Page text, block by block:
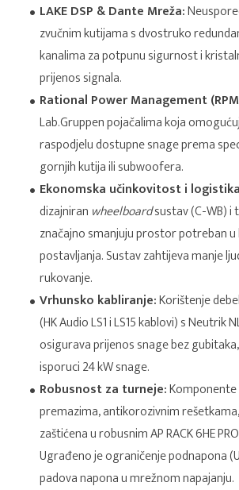
LAKE DSP & Dante Mreža:
zvučnim kutijama s dvostruko
kanalima za potpunu sigurnost i
prijenos signala.
Rational Power Management
Lab.Gruppen pojačalima koja
raspodjelu dostupne snage prema
gornjih kutija ili subwoofera.
Ekonomska učinkovitost i
dizajniran wheelboardsustav (C-WB) i
značajno smanjuju prostor potreban
postavljanja. Sustav zahtijeva manje
rukovanje.
Vrhunsko kabliranje:Korištenje
(HK Audio LS1 i LS15 kablovi) s Neutrik
osigurava prijenos snage bez
isporuci 24 kW snage.
Robusnost za turneje:Komponente
premazima, antikorozivnim
zaštićena u robusnim AP RACK 6HE
Ugrađeno je ograničenje podnapona
padova napona u mrežnom napajanju.